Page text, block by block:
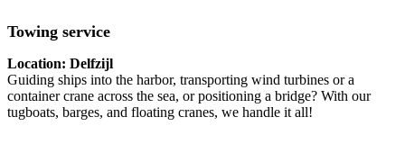
Towing service
Location: Delfzijl
Guiding ships into the harbor, transporting wind turbines or a
container crane across the sea, or positioning a bridge? With our
tugboats, barges, and floating cranes, we handle it all!